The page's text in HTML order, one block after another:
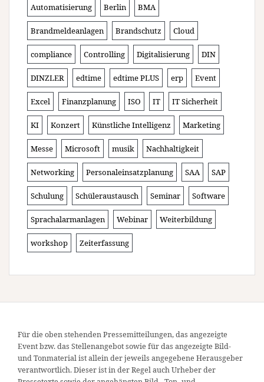
Automatisierung Berlin BMA
Brandmeldeanlagen Brandschutz Cloud
compliance Controlling Digitalisierung DIN
DINZLER edtime edtime PLUS erp Event
Excel Finanzplanung ISO IT IT Sicherheit
KI Konzert Künstliche Intelligenz Marketing
Messe Microsoft musik Nachhaltigkeit
Networking Personaleinsatzplanung SAA SAP
Schulung Schüleraustausch Seminar Software
Sprachalarmanlagen Webinar Weiterbildung
workshop Zeiterfassung
Für die oben stehenden Pressemitteilungen, das angezeigte
Event bzw. das Stellenangebot sowie für das angezeigte Bild-
und Tonmaterial ist allein der jeweils angegebene Herausgeber
verantwortlich. Dieser ist in der Regel auch Urheber der